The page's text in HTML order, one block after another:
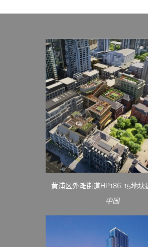
黄浦区外滩街道HP186-15地块
中国